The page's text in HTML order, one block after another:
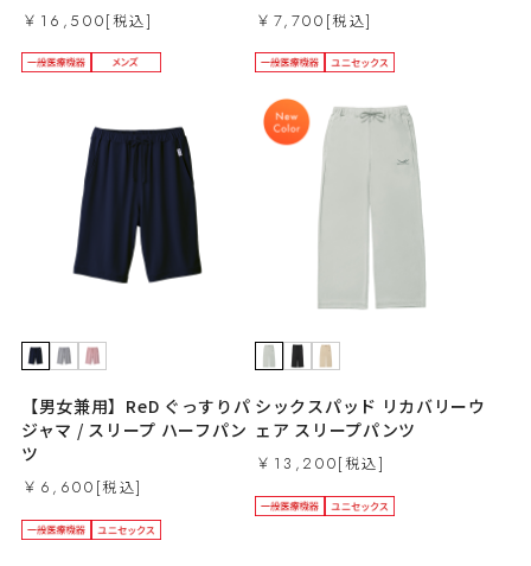
￥16,500 ￥7,700
【男女兼用】ReD ぐっすりパ
ジャマ / スリープ ハーフパン
ツ
￥6,600
シックスパッド リカバリーウ
ェア スリープパンツ
￥13,200